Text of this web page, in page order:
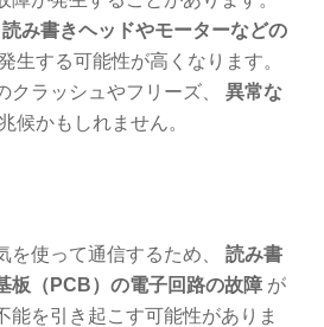
読み書きヘッドやモーターなどの
生する可能性が高くなります。
クラッシュやフリーズ、 異常な
候かもしれません。
を使って通信するため、 読み書
板（PCB）の電子回路の故障 が
能を引き起こす可能性がありま